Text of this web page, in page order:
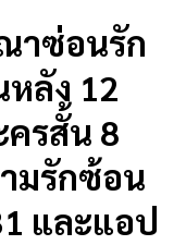
าซ่อนรัก
หลัง 12
รสั้น 8
มรักซ้อน
และแอป